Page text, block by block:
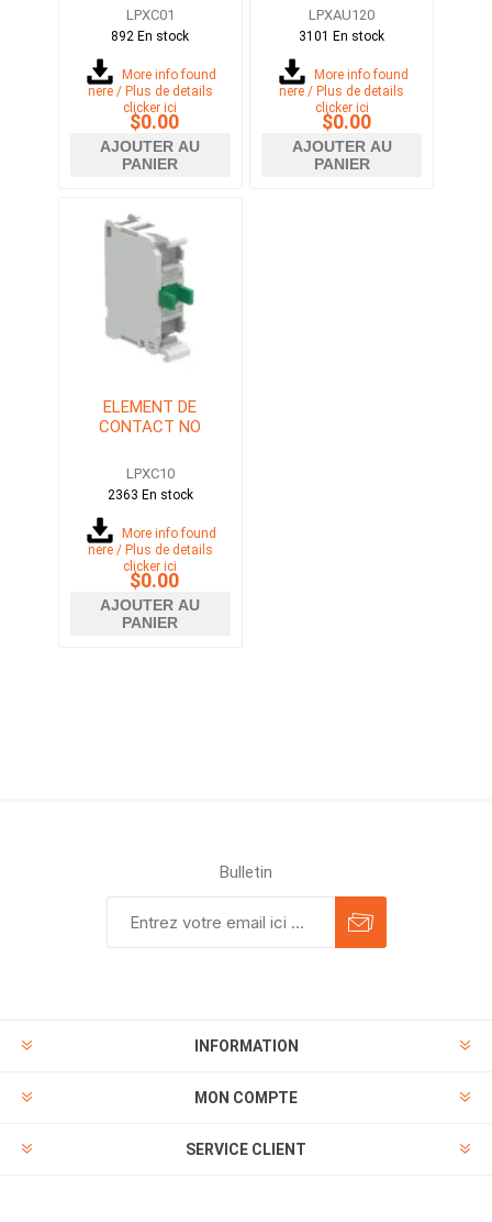
LPXC01
892 En stock
More info found
here / Plus de details
clicker ici
$0.00
AJOUTER AU
PANIER
LPXAU120
3101 En stock
More info found
here / Plus de details
clicker ici
$0.00
AJOUTER AU
PANIER
ELEMENT DE
CONTACT NO
LPXC10
2363 En stock
More info found
here / Plus de details
clicker ici
$0.00
AJOUTER AU
PANIER
Bulletin
INFORMATION
MON COMPTE
SERVICE CLIENT